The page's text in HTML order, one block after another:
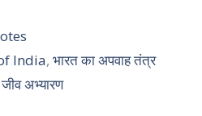
India,भारत का अपवाह तंत्र
अभ्यारण